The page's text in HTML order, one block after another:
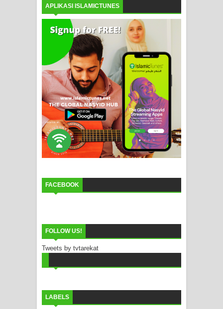
APLIKASI ISLAMICTUNES
FACEBOOK
FOLLOW US!
Tweets by tvtarekat
LABELS